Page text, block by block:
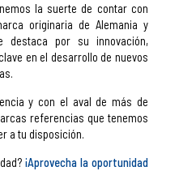
la suerte de contar con
originaria de Alemania y
destaca por su innovación,
en el desarrollo de nuevos
y con el aval de más de
referencias que tenemos
a tu disposición.
¡Aprovecha la oportunidad